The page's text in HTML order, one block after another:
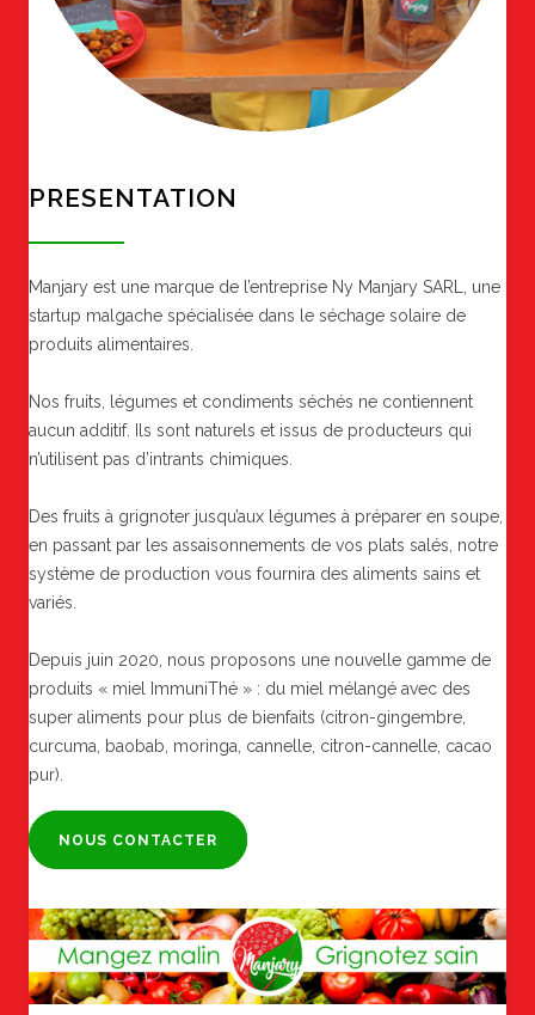
PRESENTATION
Manjary est une marque de l’entreprise Ny Manjary SARL, une
startup malgache spécialisée dans le séchage solaire de
produits alimentaires.
Nos fruits, légumes et condiments séchés ne contiennent
aucun additif. Ils sont naturels et issus de producteurs qui
n’utilisent pas d’intrants chimiques.
Des fruits à grignoter jusqu’aux légumes à préparer en soupe,
en passant par les assaisonnements de vos plats salés, notre
système de production vous fournira des aliments sains et
variés.
Depuis juin 2020, nous proposons une nouvelle gamme de
produits « miel ImmuniThé » : du miel mélangé avec des
super aliments pour plus de bienfaits (citron-gingembre,
curcuma, baobab, moringa, cannelle, citron-cannelle, cacao
pur).
NOUS CONTACTER